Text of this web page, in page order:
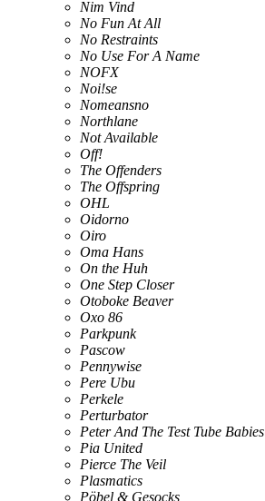
Nim Vind
No Fun At All
No Restraints
No Use For A Name
NOFX
Noi!se
Nomeansno
Northlane
Not Available
Off!
The Offenders
The Offspring
OHL
Oidorno
Oiro
Oma Hans
On the Huh
One Step Closer
Otoboke Beaver
Oxo 86
Parkpunk
Pascow
Pennywise
Pere Ubu
Perkele
Perturbator
Peter And The Test Tube Babies
Pia United
Pierce The Veil
Plasmatics
Pöbel & Gesocks